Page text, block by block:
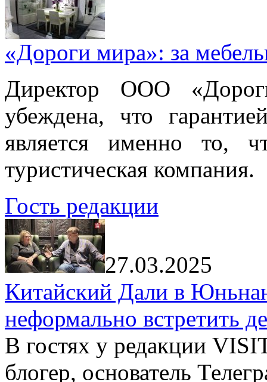
«Дороги мира»: за
Директор ООО
убеждена, что
является именно то,
туристическая компания.
Гость редакции
27.03.2025
Китайский Дали в
неформально встретить
В гостях у редакции
блогер, основатель